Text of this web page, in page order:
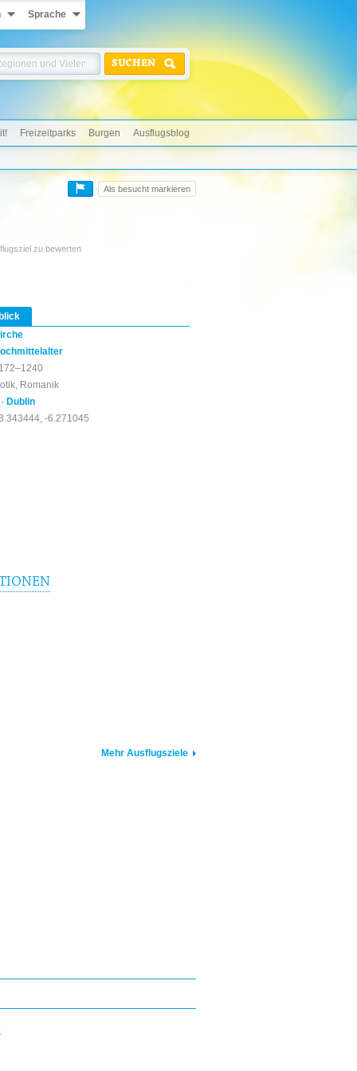
Sprache
SUCHEN
Freizeitparks Burgen Ausflugsblog
Als besucht markieren
zu bewerten
Romanik
Dublin
-6.271045
Mehr Ausflugsziele